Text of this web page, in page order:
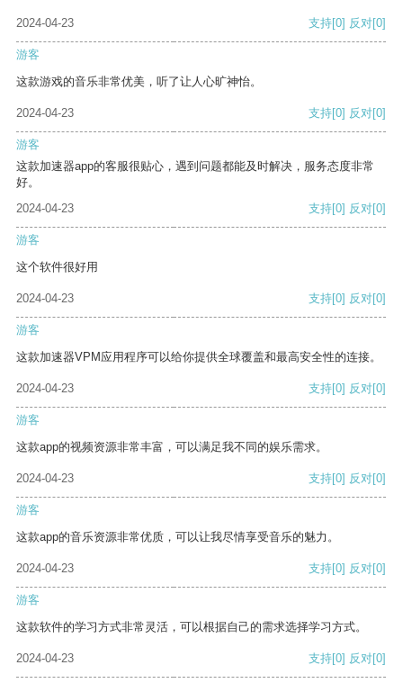
2024-04-23 支持[0] 反对[0]
游客
这款游戏的音乐非常优美，听了让人心旷神怡。
2024-04-23 支持[0] 反对[0]
游客
这款加速器app的客服很贴心，遇到问题都能及时解决，服务态度非常
好。
2024-04-23
支持[0] 反对[0]
游客
这个软件很好用
2024-04-23 支持[0] 反对[0]
游客
这款加速器VPM应用程序可以给你提供全球覆盖和最高安全性的连接。
2024-04-23 支持[0] 反对[0]
游客
这款app的视频资源非常丰富，可以满足我不同的娱乐需求。
2024-04-23 支持[0] 反对[0]
游客
这款app的音乐资源非常优质，可以让我尽情享受音乐的魅力。
2024-04-23 支持[0] 反对[0]
游客
这款软件的学习方式非常灵活，可以根据自己的需求选择学习方式。
2024-04-23 支持[0] 反对[0]